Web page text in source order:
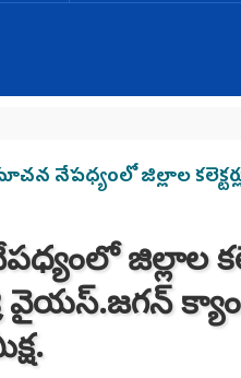
నేపధ్యంలో జిల్లాల
జిల్లాల
వైయస్‌.జగన్‌